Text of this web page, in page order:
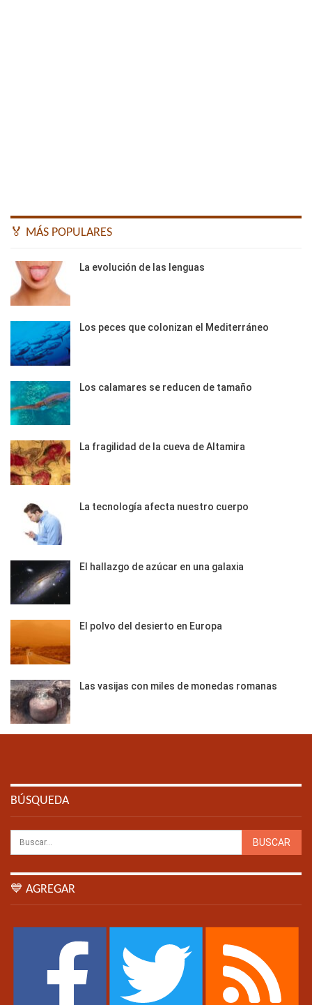
🏅 MÁS POPULARES
La evolución de las lenguas
Los peces que colonizan el Mediterráneo
Los calamares se reducen de tamaño
La fragilidad de la cueva de Altamira
La tecnología afecta nuestro cuerpo
El hallazgo de azúcar en una galaxia
El polvo del desierto en Europa
Las vasijas con miles de monedas romanas
BÚSQUEDA
💙 AGREGAR